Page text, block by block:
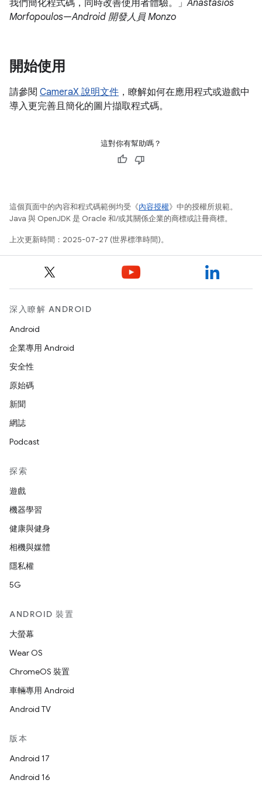
我們簡化程式碼，同時改善使用者體驗。」Anastasios
Morfopoulos—Android 開發人員 Monzo
開始使用
請參閱 CameraX 說明文件 ，瞭解如何在應用程式或遊戲中
導入更完善且簡化的圖片擷取程式碼。
這對你有幫助嗎？
這個頁面中的內容和程式碼範例均受《內容授權》中的授權所規範。
Java 與 OpenJDK 是 Oracle 和/或其關係企業的商標或註冊商標。
上次更新時間：2025-07-27 (世界標準時間)。
深入瞭解 ANDROID
Android
企業專用 Android
安全性
原始碼
新聞
網誌
Podcast
探索
遊戲
機器學習
健康與健身
相機與媒體
隱私權
5G
ANDROID 裝置
大螢幕
Wear OS
ChromeOS 裝置
車輛專用 Android
Android TV
版本
Android 17
Android 16